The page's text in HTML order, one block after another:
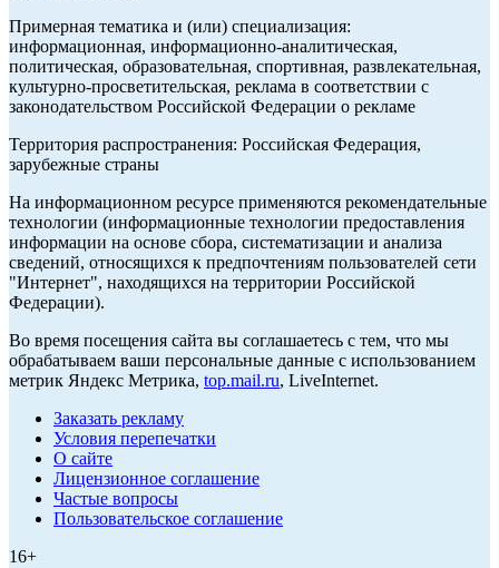
Примерная тематика и (или) специализация:
информационная, информационно-аналитическая,
политическая, образовательная, спортивная, развлекательная,
культурно-просветительская, реклама в соответствии с
законодательством Российской Федерации о рекламе
Территория распространения: Российская Федерация,
зарубежные страны
На информационном ресурсе применяются рекомендательные
технологии (информационные технологии предоставления
информации на основе сбора, систематизации и анализа
сведений, относящихся к предпочтениям пользователей сети
"Интернет", находящихся на территории Российской
Федерации).
Во время посещения сайта вы соглашаетесь с тем, что мы
обрабатываем ваши персональные данные с использованием
метрик Яндекс Метрика, top.mail.ru, LiveInternet.
Заказать рекламу
Условия перепечатки
О сайте
Лицензионное соглашение
Частые вопросы
Пользовательское соглашение
16+